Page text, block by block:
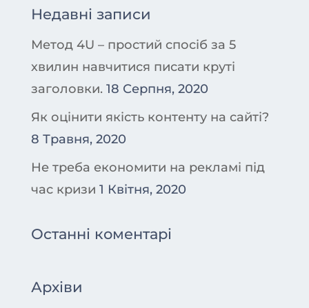
Недавні записи
Метод 4U – простий спосіб за 5
хвилин навчитися писати круті
заголовки. 18 Серпня, 2020
Як оцінити якість контенту на сайті?
8 Травня, 2020
Не треба економити на рекламі під
час кризи 1 Квітня, 2020
Останні коментарі
Архіви